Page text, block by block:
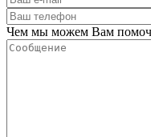
Чем мы можем Вам